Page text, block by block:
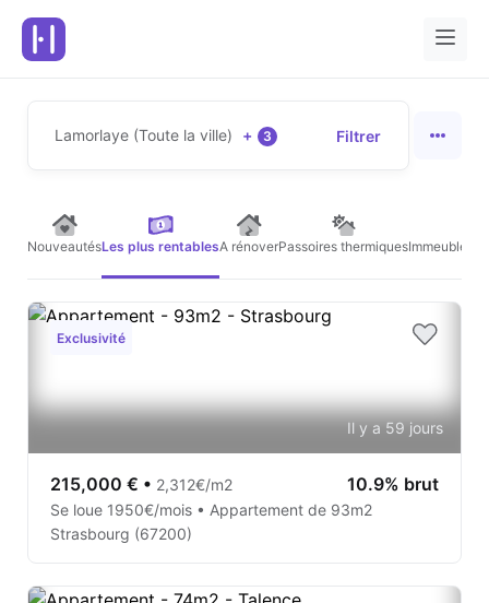
Lamorlaye (Toute la ville) + 3 Filtrer
NouveautésLes plus rentablesA rénoverPassoires thermiquesImmeubles
Exclusivité
Il y a 59 jours
215,000 € • 2,312€/m2 10.9% brut
Se loue 1950€/mois • Appartement de 93m2
Strasbourg (67200)